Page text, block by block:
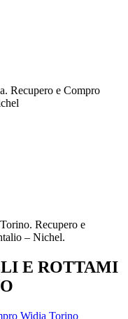
Recupero e Compro
Recupero e
– Nichel.
E ROTTAMI